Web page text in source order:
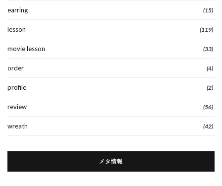
earring (15)
lesson (119)
movie lesson (33)
order (4)
profile (2)
review (56)
wreath (42)
メタ情報